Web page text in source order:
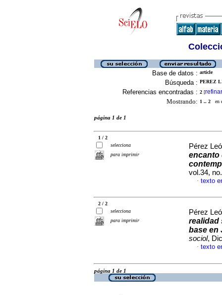
Base de datos : article
Búsqueda : PEREZ
Referencias encontradas : 2 [refinar
Mostrando: 1 .. 2 en
página 1 de 1
1 / 2
selecciona
para imprimir
Pérez
encanto
vol.34,
· texto
2 / 2
selecciona
para imprimir
Pérez
realidad
base en
sociol,
· texto
página 1 de 1